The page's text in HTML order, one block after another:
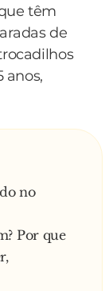
têm
de
anos,
no
Por que